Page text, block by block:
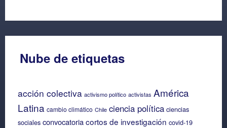
Nube de etiquetas
acción colectiva activismo político activistas América
Latina cambio climático Chile ciencia política ciencias
sociales convocatoriacortos de investigación covid-19